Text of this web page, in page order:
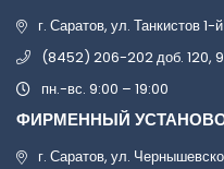
г. Саратов, ул. Танкистов 1-
(8452) 206-202 доб. 120,
пн.-вс. 9:00 – 19:00
ФИРМЕННЫЙ
г. Саратов, ул.